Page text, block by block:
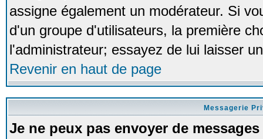
assigne également un modérateur. Si
d'un groupe d'utilisateurs, la première
l'administrateur; essayez de lui laisser
Revenir en haut de page
Messagerie
Je ne peux pas envoyer de